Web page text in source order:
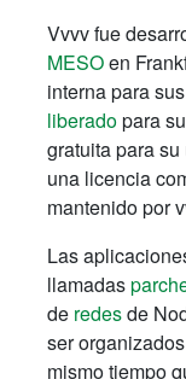
Vvvv fue
MESOen
interna para
liberadopara
gratuita para
una licencia
mantenido por
Las
llamadas
de redesde
ser
mismo tiempo